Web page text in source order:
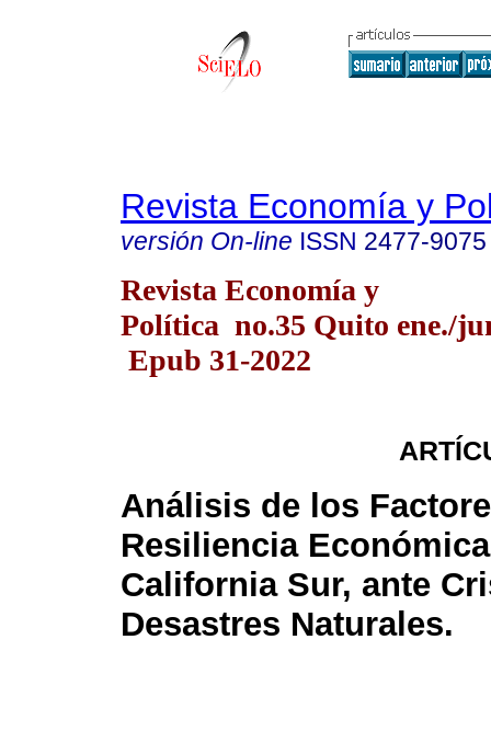
Revista Economía y
versión On-line ISSN 2477-9075
Revista Economía y
Política no.35 Quito ene./
Epub 31-2022
Análisis de los
Resiliencia
California Sur, ante
Desastres Naturales.